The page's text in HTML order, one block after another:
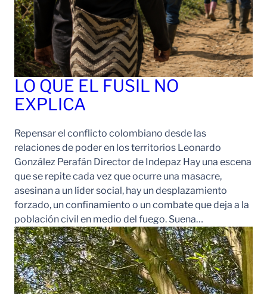
LO QUE EL FUSIL NO
EXPLICA
Repensar el conflicto colombiano desde las
relaciones de poder en los territorios Leonardo
González Perafán Director de Indepaz Hay una escena
que se repite cada vez que ocurre una masacre,
asesinan a un líder social, hay un desplazamiento
forzado, un confinamiento o un combate que deja a la
población civil en medio del fuego. Suena…